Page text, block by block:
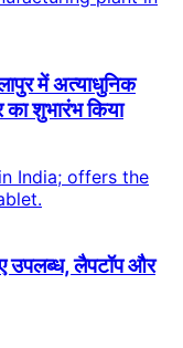
में अत्याधुनिक
का शुभारंभ किया
उपलब्ध, लैपटॉप और